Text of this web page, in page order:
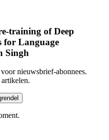
training of Deep
for Language
Singh
nieuwsbrief-abonnees.